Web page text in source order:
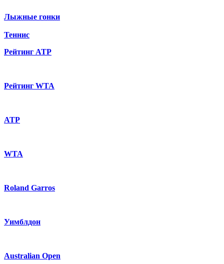
Лыжные гонки
Теннис
Рейтинг ATP
Рейтинг WTA
ATP
WTA
Roland Garros
Уимблдон
Australian Open